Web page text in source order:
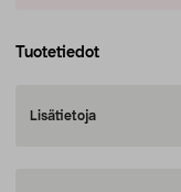
Tuotetiedot
Lisätietoja